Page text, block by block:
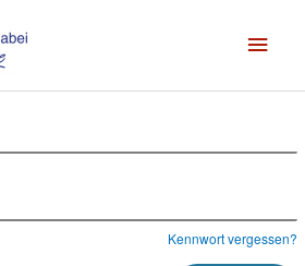
Kennwort vergessen?